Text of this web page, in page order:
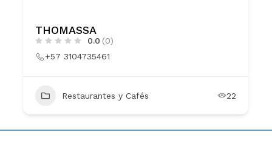
THOMASSA
0.0 (0)
+57 3104735461
Restaurantes y Cafés 22